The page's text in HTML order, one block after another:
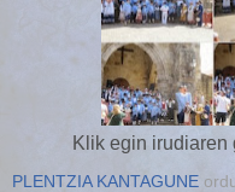
Klik egin
PLENTZIA KANTAGUNE